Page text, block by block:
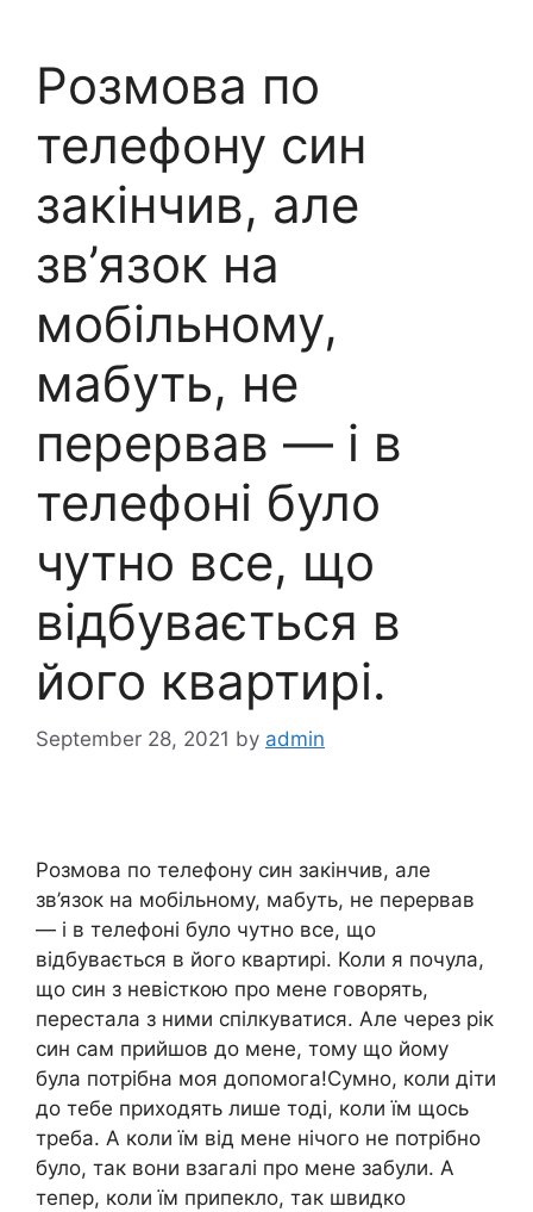
Розмова по
телефону син
закінчив, але
зв’язок на
мобільному,
мабуть, не
перервав — і в
телефоні було
чутно все, що
відбувається в
його квартирі.
September 28, 2021 by admin
Розмова по телефону син закінчив, але
зв’язок на мобільному, мабуть, не перервав
— і в телефоні було чутно все, що
відбувається в його квартирі. Коли я почула,
що син з невісткою про мене говорять,
перестала з ними спілкуватися. Але через рік
син сам прийшов до мене, тому що йому
була потрібна моя допомога!Сумно, коли діти
до тебе приходять лише тоді, коли їм щось
треба. А коли їм від мене нічого не потрібно
було, так вони взагалі про мене забули. А
тепер, коли їм припекло, так швидко